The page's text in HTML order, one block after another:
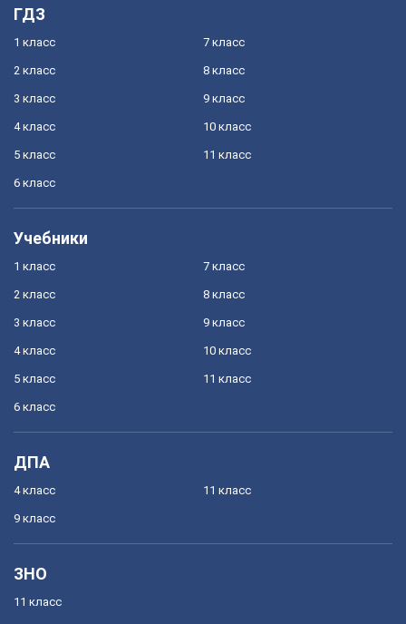
ГДЗ
1 класс
2 класс
3 класс
4 класс
5 класс
6 класс
7 класс
8 класс
9 класс
10 класс
11 класс
Учебники
1 класс
2 класс
3 класс
4 класс
5 класс
6 класс
7 класс
8 класс
9 класс
10 класс
11 класс
ДПА
4 класс
9 класс
11 класс
ЗНО
11 класс